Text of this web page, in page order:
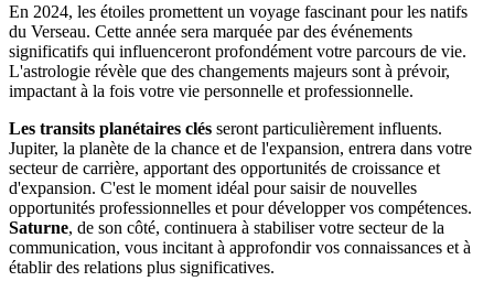
En 2024, les étoiles promettent un voyage fascinant pour les natifs
du Verseau. Cette année sera marquée par des événements
significatifs qui influenceront profondément votre parcours de vie.
L'astrologie révèle que des changements majeurs sont à prévoir,
impactant à la fois votre vie personnelle et professionnelle.
Les transits planétaires clés seront particulièrement influents.
Jupiter, la planète de la chance et de l'expansion, entrera dans votre
secteur de carrière, apportant des opportunités de croissance et
d'expansion. C'est le moment idéal pour saisir de nouvelles
opportunités professionnelles et pour développer vos compétences.
Saturne, de son côté, continuera à stabiliser votre secteur de la
communication, vous incitant à approfondir vos connaissances et à
établir des relations plus significatives.